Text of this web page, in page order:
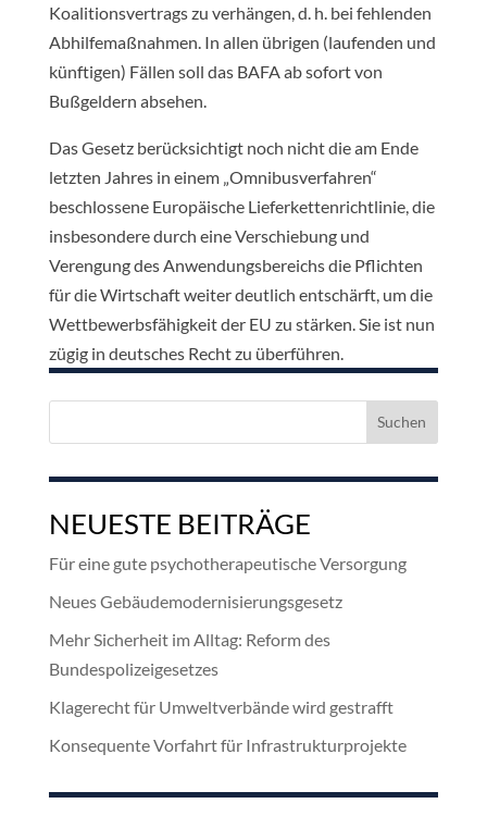
Koalitionsvertrags zu verhängen, d. h. bei fehlenden
Abhilfemaßnahmen. In allen übrigen (laufenden und
künftigen) Fällen soll das BAFA ab sofort von
Bußgeldern absehen.
Das Gesetz berücksichtigt noch nicht die am Ende
letzten Jahres in einem „Omnibusverfahren“
beschlossene Europäische Lieferkettenrichtlinie, die
insbesondere durch eine Verschiebung und
Verengung des Anwendungsbereichs die Pflichten
für die Wirtschaft weiter deutlich entschärft, um die
Wettbewerbsfähigkeit der EU zu stärken. Sie ist nun
zügig in deutsches Recht zu überführen.
Suchen
NEUESTE BEITRÄGE
Für eine gute psychotherapeutische Versorgung
Neues Gebäudemodernisierungsgesetz
Mehr Sicherheit im Alltag: Reform des
Bundespolizeigesetzes
Klagerecht für Umweltverbände wird gestrafft
Konsequente Vorfahrt für Infrastrukturprojekte